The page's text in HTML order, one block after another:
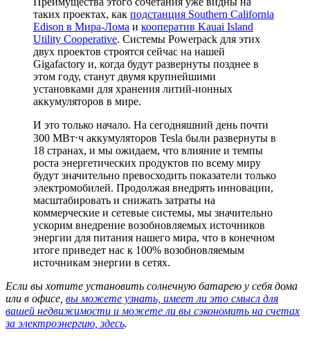
таких проектах, как подстанция Southern California
Edison в Мира-Лома и кооператив Kauai Island
Utility Cooperative. Системы Powerpack для этих
двух проектов строятся сейчас на нашей
Gigafactory и, когда будут развернуты позднее в
этом году, станут двумя крупнейшими
установками для хранения литий-ионных
аккумуляторов в мире.
И это только начало. На сегодняшний день почти
300 МВт⋅ч аккумуляторов Tesla были развернуты в
18 странах, и мы ожидаем, что влияние и темпы
роста энергетических продуктов по всему миру
будут значительно превосходить показатели только
электромобилей. Продолжая внедрять инновации,
масштабировать и снижать затраты на
коммерческие и сетевые системы, мы значительно
ускорим внедрение возобновляемых источников
энергии для питания нашего мира, что в конечном
итоге приведет нас к 100% возобновляемым
источникам энергии в сетях.
Если вы хотите установить солнечную батарею у себя дома
или в офисе, вы можете узнать, имеет ли это смысл для
вашей недвижимости и можете ли вы сэкономить на счетах
за электроэнергию, здесь.